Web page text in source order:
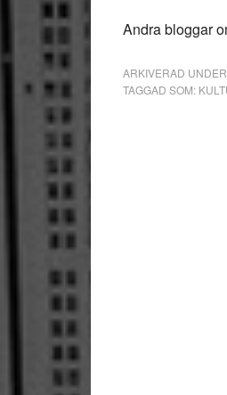
Andra bloggar
ARKIVERAD
TAGGAD SOM: